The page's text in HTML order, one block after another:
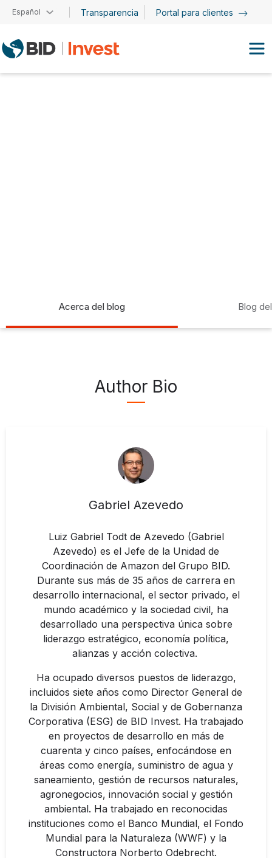
Pasar al contenido principal
Español Transparencia Portal para clientes
Acerca del blog Blog
Author Bio
Gabriel Azevedo
Luiz Gabriel Todt de Azevedo (Gabriel
Azevedo) es el Jefe de la Unidad de
Coordinación de Amazon del Grupo BID.
Durante sus más de 35 años de carrera en
desarrollo internacional, el sector privado, el
mundo académico y la sociedad civil, ha
desarrollado una perspectiva única sobre
liderazgo estratégico, economía política,
alianzas y acción colectiva.
Ha ocupado diversos puestos de liderazgo,
incluidos siete años como Director General de
la División Ambiental, Social y de Gobernanza
Corporativa (ESG) de BID Invest. Ha trabajado
en proyectos de desarrollo en más de
cuarenta y cinco países, enfocándose en
áreas como energía, suministro de agua y
saneamiento, gestión de recursos naturales,
agronegocios, innovación social y gestión
ambiental. Ha trabajado en reconocidas
instituciones como el Banco Mundial, el Fondo
Mundial para la Naturaleza (WWF) y la
Constructora Norberto Odebrecht.